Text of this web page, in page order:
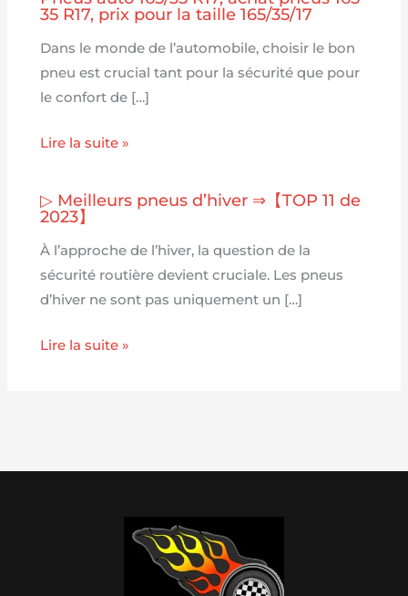
35 R17, prix pour la taille 165/35/17
Dans le monde de l’automobile, choisir le bon
pneu est crucial tant pour la sécurité que pour
le confort de […]
Lire la suite »
▷ Meilleurs pneus d’hiver ⇒【TOP 11 de
2023】
À l’approche de l’hiver, la question de la
sécurité routière devient cruciale. Les pneus
d’hiver ne sont pas uniquement un […]
Lire la suite »